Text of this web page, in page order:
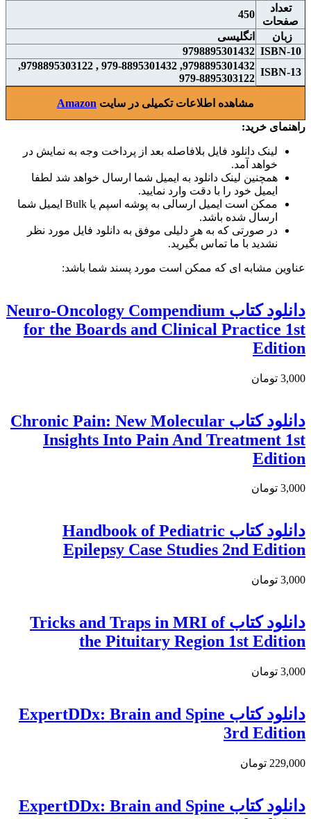
تعداد
صفحات
450
زبان
انگلیسی
ISBN-10
9798895301432
ISBN-13
9798895301432, 979-8895301432 , 9798895303122,
979-8895303122
مشاهده اطلاعات تکمیلی در سایت Amazon
راهنمای خرید:
لینک دانلود فایل بلافاصله بعد از پرداخت وجه به نمایش در
خواهد آمد.
همچنین لینک دانلود به ایمیل شما ارسال خواهد شد لطفا
ایمیل خود را با دقت وارد نمایید.
ممکن است ایمیل ارسالی به پوشه اسپم یا Bulk ایمیل شما
ارسال شده باشد.
در صورتی که به هر دلیلی موفق به دانلود فایل مورد نظر
نشدید با ما تماس بگیرید.
عناوین مشابه ای که ممکن است مورد پسند شما باشد:
دانلود کتاب Neuro-Oncology Compendium
for the Boards and Clinical Practice 1st
Edition
3,000 تومان
دانلود کتاب Chronic Pain: New Molecular
Insights Into Pain And Treatment 1st
Edition
3,000 تومان
دانلود کتاب Handbook of Pediatric
Epilepsy Case Studies 2nd Edition
3,000 تومان
دانلود کتاب Tricks and Traps in MRI of
the Pituitary Region 1st Edition
3,000 تومان
دانلود کتاب ExpertDDx: Brain and Spine
3rd Edition
229,000 تومان
دانلود کتاب ExpertDDx: Brain and Spine